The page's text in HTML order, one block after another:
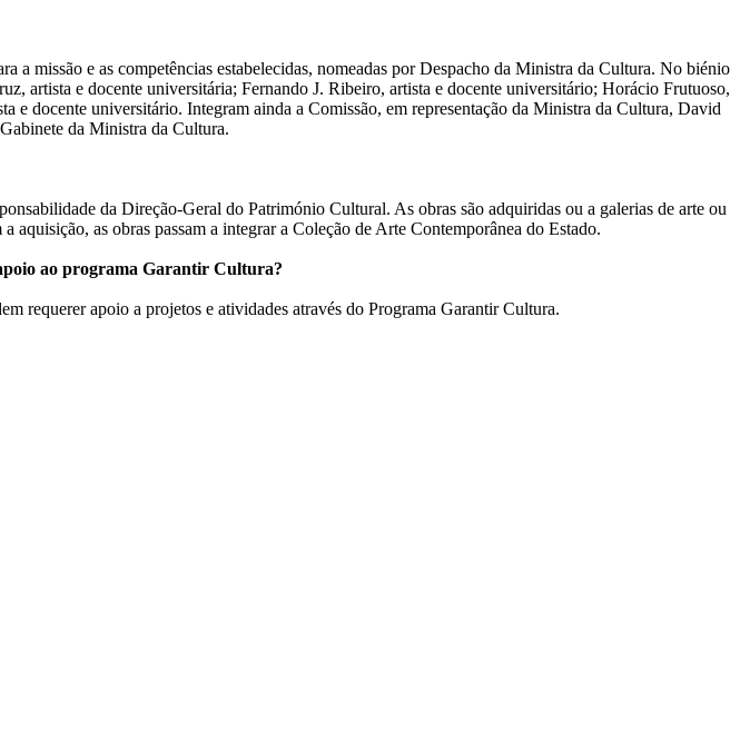
a missão e as competências estabelecidas, nomeadas por Despacho da Ministra da Cultura. No biénio
artista e docente universitária; Fernando J. Ribeiro, artista e docente universitário; Horácio Frutuoso,
e docente universitário. Integram ainda a Comissão, em representação da Ministra da Cultura, David
da Ministra da Cultura.
da Direção-Geral do Património Cultural. As obras são adquiridas ou a galerias de arte ou
aquisição, as obras passam a integrar a Coleção de Arte Contemporânea do Estado.
ao programa Garantir Cultura?
requerer apoio a projetos e atividades através do Programa Garantir Cultura.